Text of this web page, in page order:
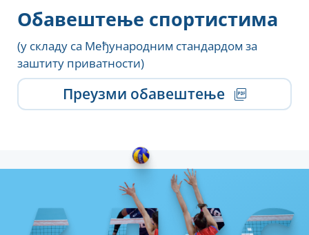
Обавештење спортистима
(у складу са Међународним стандардом за
заштиту приватности)
Преузми обавештење